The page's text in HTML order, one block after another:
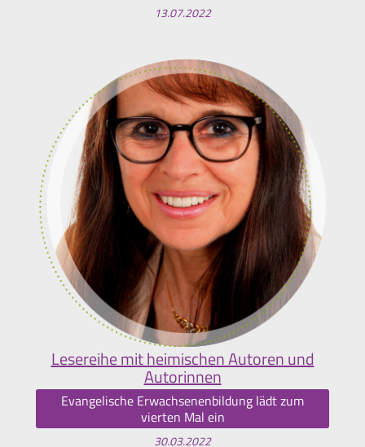
13.07.2022
Lesereihe mit heimischen Autoren und
Autorinnen
Evangelische Erwachsenenbildung lädt zum
vierten Mal ein
30.03.2022